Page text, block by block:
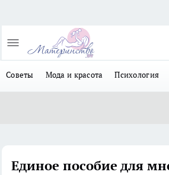
Советы Мода и красота Психология
Единое пособие для